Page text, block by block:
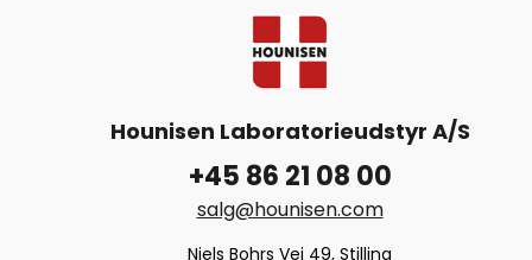
Hounisen Laboratorieudstyr A/S
+45 86 21 08 00
salg@hounisen.com
Niels Bohrs Vej 49, Stilling